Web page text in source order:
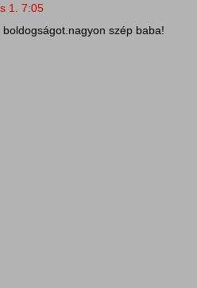
1. 7:05
szép baba!